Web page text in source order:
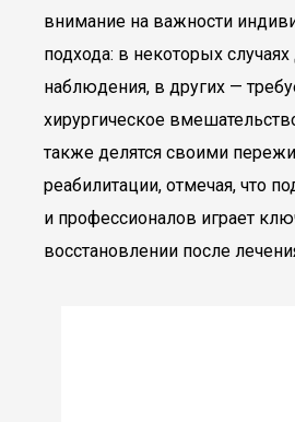
внимание на важности
подхода: в некоторых случаях
наблюдения, в других —
хирургическое
также делятся своими
реабилитации, отмечая, что
и профессионалов играет
восстановлении после